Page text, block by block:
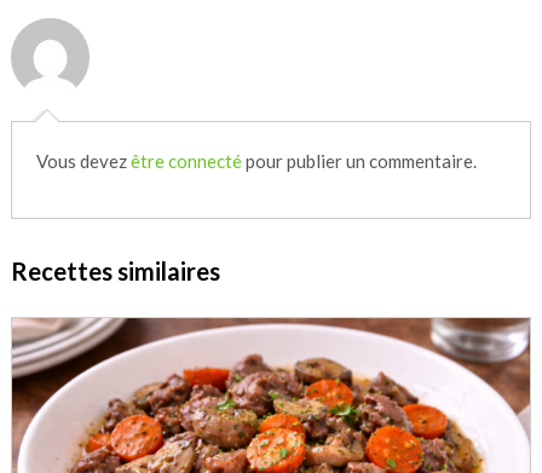
Vous devezêtre connectépour publier un commentaire.
Recettes similaires